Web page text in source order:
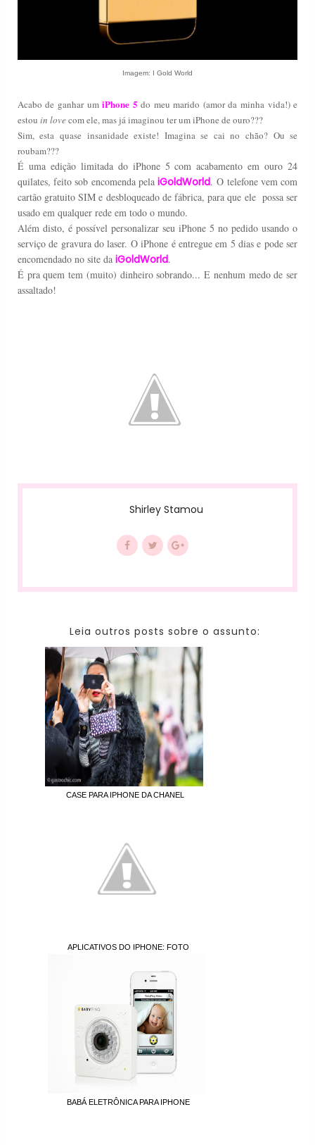
Imagem: I Gold World
Acabo de ganhar umiPhone 5do meu marido (amor da minha vida!) e
estou in lovecom ele, mas já imaginou terum iPhone de ouro???
Sim, esta quase insanidade existe! Imagina se cai no chão? Ou se
roubam???
Éuma edição limitada do iPhone 5 com acabamento em ouro 24
quilates, feito sob encomenda pelaiGoldWorld.O telefone vem com
cartão gratuito SIM e desbloqueado de fábrica, para que elepossa ser
usado emqualquer rede em todo o mundo.
Além disto, é possívelpersonalizar seu iPhone 5 no pedido usando o
serviço de gravura do laser. O iPhone é entregue em 5 dias e pode ser
encomendado no site da iGoldWorld.
É pra quem tem (muito) dinheiro sobrando... E nenhum medo de ser
assaltado!
Shirley Stamou
Leia outros posts sobre o assunto:
CASE PARA IPHONE DA CHANEL
APLICATIVOS DO IPHONE: FOTO
BABÁ ELETRÔNICA PARA IPHONE